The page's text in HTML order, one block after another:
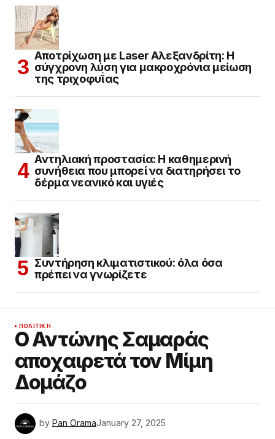
Αποτρίχωση με Laser Αλεξανδρίτη: Η
σύγχρονη λύση για μακροχρόνια μείωση
της τριχοφυΐας
Αντηλιακή προστασία: Η καθημερινή
συνήθεια που μπορεί να διατηρήσει το
δέρμα νεανικό και υγιές
Συντήρηση κλιματιστικού: όλα όσα
πρέπει να γνωρίζετε
ΠΟΛΙΤΙΚΉ
Ο Αντώνης Σαμαράς
αποχαιρετά τον Μίμη
Δομάζο
by Pan OramaJanuary 27, 2025